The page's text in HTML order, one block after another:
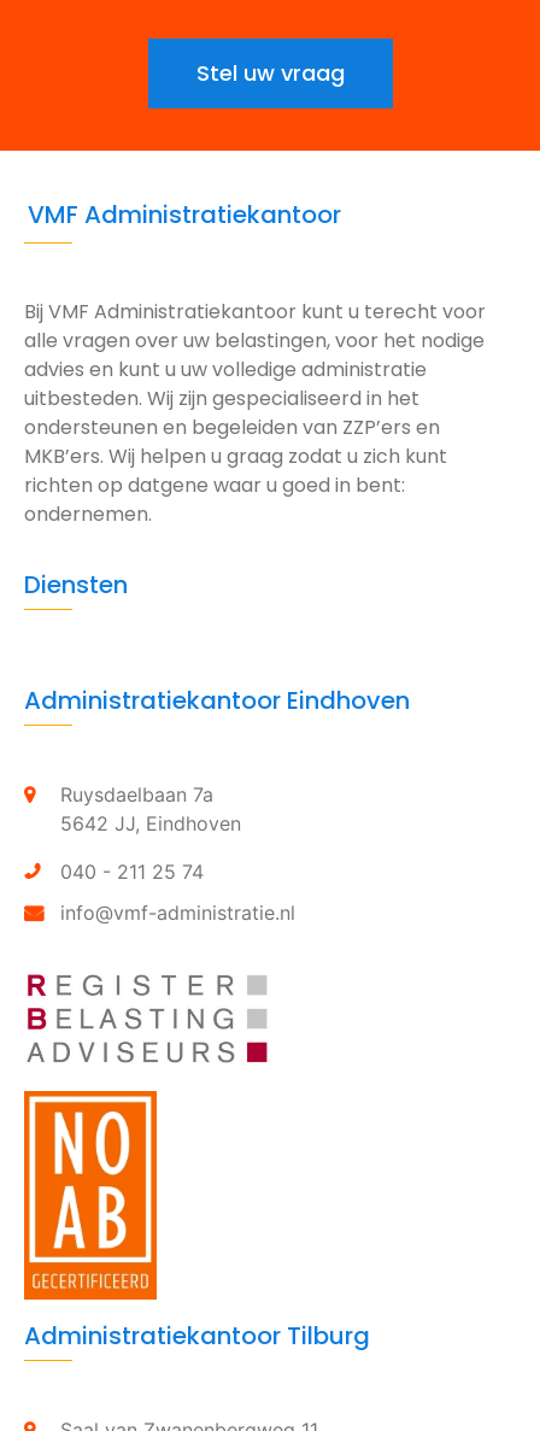
Stel uw vraag
VMF Administratiekantoor
Bij VMF Administratiekantoor kunt u terecht voor
alle vragen over uw belastingen, voor het nodige
advies en kunt u uw volledige administratie
uitbesteden. Wij zijn gespecialiseerd in het
ondersteunen en begeleiden van ZZP’ers en
MKB’ers. Wij helpen u graag zodat u zich kunt
richten op datgene waar u goed in bent:
ondernemen.
Diensten
Administratiekantoor Eindhoven
Ruysdaelbaan 7a
5642 JJ, Eindhoven
040 - 211 25 74
info@vmf-administratie.nl
Administratiekantoor Tilburg